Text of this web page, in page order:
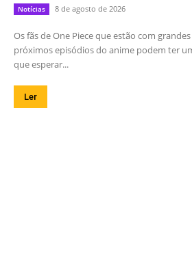
Notícias 8 de agosto de 2026
Os fãs de One Piece que estão com
próximos episódios do anime podem ter
que esperar...
Ler